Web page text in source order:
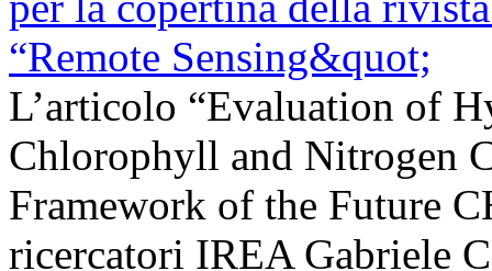
L’articolo “Evaluation of
Chlorophyll and Nitrogen
Framework of the Future
ricercatori IREA Gabriele